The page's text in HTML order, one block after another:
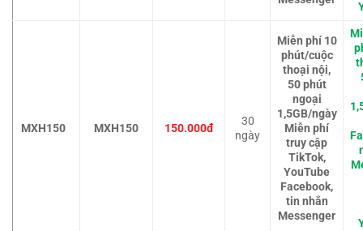
MXH150 MXH150 150.000đ
30
ngày
Miễn phí 10
phút/cuộc
thoại nội,
50 phút
ngoại
1,5GB/ngày
Miễn phí
truy cập
TikTok,
YouTube
Facebook,
tin nhắn
Messenger